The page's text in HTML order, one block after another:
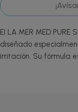
El LA MER MED PURE
diseñado
irritación. Su fórmula